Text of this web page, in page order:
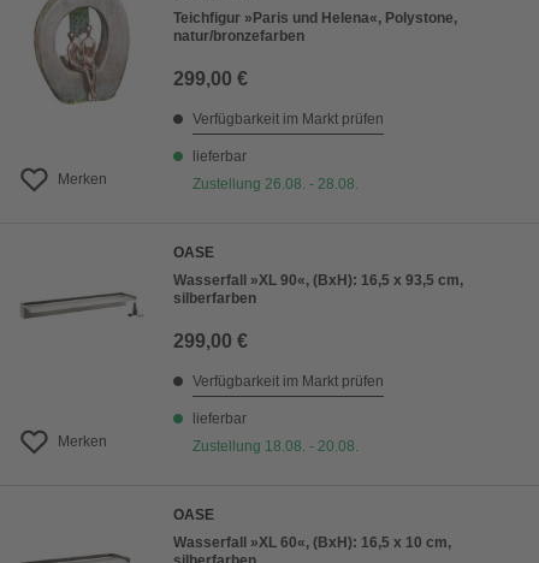
Merken
Teichfigur »Paris und Helena«, Polystone,
natur/bronzefarben
299,00 €
Verfügbarkeit im Markt prüfen
lieferbar
Zustellung 26.08. - 28.08.
Merken
OASE
Wasserfall »XL 90«, (BxH): 16,5 x 93,5 cm,
silberfarben
299,00 €
Verfügbarkeit im Markt prüfen
lieferbar
Zustellung 18.08. - 20.08.
OASE
Wasserfall »XL 60«, (BxH): 16,5 x 10 cm,